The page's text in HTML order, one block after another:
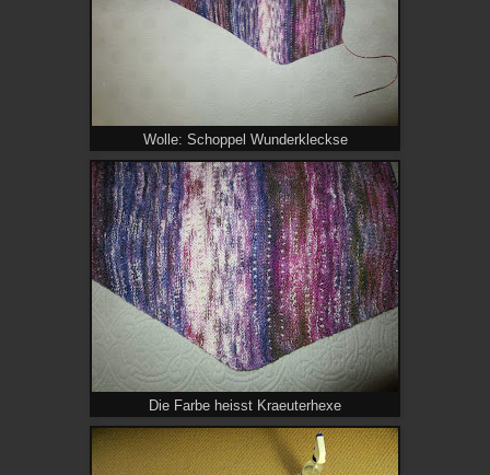
Wolle: Schoppel Wunderkleckse
Die Farbe heisst Kraeuterhexe